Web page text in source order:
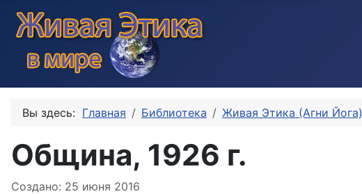
Вы здесь: Главная Библиотека Живая Этика (Агни Йога)
Община, 1926 г.
Информация о материале
Создано: 25 июня 2016